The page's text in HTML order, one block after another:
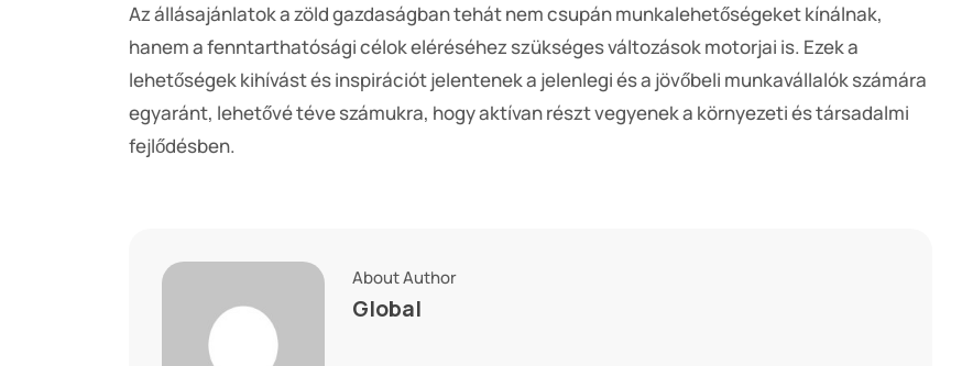
Az állásajánlatok a zöld gazdaságban tehát nem csupán munkalehetőségeket kínálnak,
hanem a fenntarthatósági célok eléréséhez szükséges változások motorjai is. Ezek a
lehetőségek kihívást és inspirációt jelentenek a jelenlegi és a jövőbeli munkavállalók számára
egyaránt, lehetővé téve számukra, hogy aktívan részt vegyenek a környezeti és társadalmi
fejlődésben.
About Author
Global